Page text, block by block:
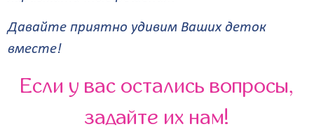
Давайте приятно удивим Ваших деток
вместе!
Если у вас остались вопросы,
задайте их нам!